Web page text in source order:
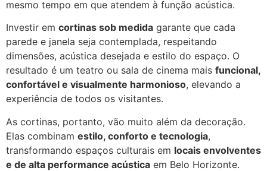
mesmo tempo em que atendem à função acústica.
Investir em cortinas sob medida garante que cada
parede e janela seja contemplada, respeitando
dimensões, acústica desejada e estilo do espaço. O
resultado é um teatro ou sala de cinema mais funcional,
confortável e visualmente harmonioso, elevando a
experiência de todos os visitantes.
As cortinas, portanto, vão muito além da decoração.
Elas combinam estilo, conforto e tecnologia,
transformando espaços culturais em locais envolventes
e de alta performance acústica em Belo Horizonte.